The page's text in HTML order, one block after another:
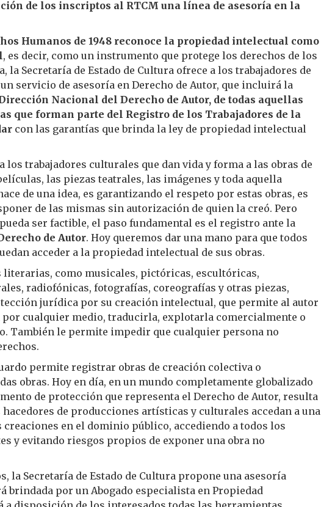
de los inscriptos al RTCM una línea de asesoría en la
Humanos de 1948 reconoce la propiedad intelectual como
, es decir, como un instrumento que protege los derechos de los
la Secretaría de Estado de Cultura ofrece a los trabajadores de
servicio de asesoría en Derecho de Autor, que incluirá la
Nacional del Derecho de Autor, de todas aquellas
que forman parte del Registro de los Trabajadores de la
con las garantías que brinda la ley de propiedad intelectual
los trabajadores culturales que dan vida y forma a las obras de
las piezas teatrales, las imágenes y toda aquella
de una idea, es garantizando el respeto por estas obras, es
de las mismas sin autorización de quien la creó. Pero
ser factible, el paso fundamental es el registro ante la
de Autor. Hoy queremos dar una mano para que todos
acceder a la propiedad intelectual de sus obras.
literarias, como musicales, pictóricas, escultóricas,
radiofónicas, fotografías, coreografías y otras piezas,
jurídica por su creación intelectual, que permite al autor
cualquier medio, traducirla, explotarla comercialmente o
También le permite impedir que cualquier persona no
permite registrar obras de creación colectiva o
obras. Hoy en día, en un mundo completamente globalizado
de protección que representa el Derecho de Autor, resulta
de producciones artísticas y culturales accedan a una
en el dominio público, accediendo a todos los
y evitando riesgos propios de exponer una obra no
la Secretaría de Estado de Cultura propone una asesoría
brindada por un Abogado especialista en Propiedad